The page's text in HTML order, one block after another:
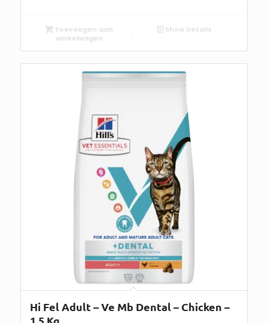
Toevoegen aan
winkelwagen
Show Details
Hi Fel Adult – Ve Mb Dental – Chicken –